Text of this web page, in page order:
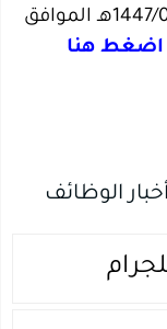
– التقديم متاح من الثلاثاء بتاريخ 1447/07/18هـ الموافق
اضغط هنا
الوظائف